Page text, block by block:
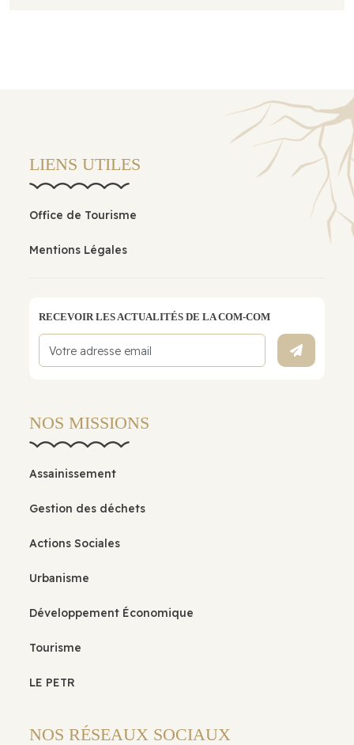
LIENS UTILES
Office de Tourisme
Mentions Légales
RECEVOIR LES ACTUALITÉS DE LA COM-COM
NOS MISSIONS
Assainissement
Gestion des déchets
Actions Sociales
Urbanisme
Développement Économique
Tourisme
LE PETR
NOS RÉSEAUX SOCIAUX